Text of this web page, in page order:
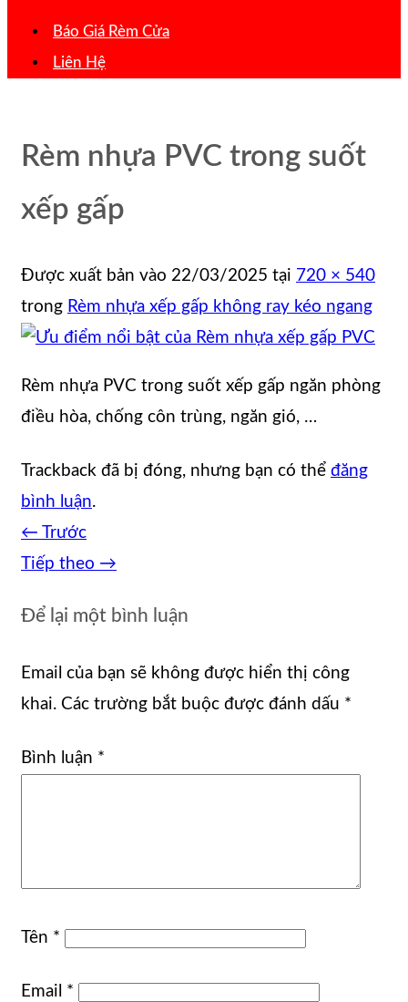
Báo Giá Rèm Cửa
Liên Hệ
Rèm nhựa PVC trong suốt
xếp gấp
Được xuất bản vào 22/03/2025 tại 720 × 540
trong Rèm nhựa xếp gấp không ray kéo ngang
Rèm nhựa PVC trong suốt xếp gấp ngăn phòng
điều hòa, chống côn trùng, ngăn gió, …
Trackback đã bị đóng, nhưng bạn có thể đăng
bình luận.
← Trước
Tiếp theo →
Để lại một bình luận
Email của bạn sẽ không được hiển thị công
khai. Các trường bắt buộc được đánh dấu *
Bình luận *
Tên *
Email *